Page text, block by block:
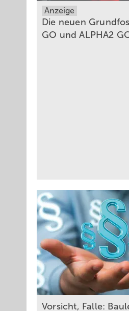
Anzeige
Die neuen
GO und ALPHA2
Vo rsicht, Falle: